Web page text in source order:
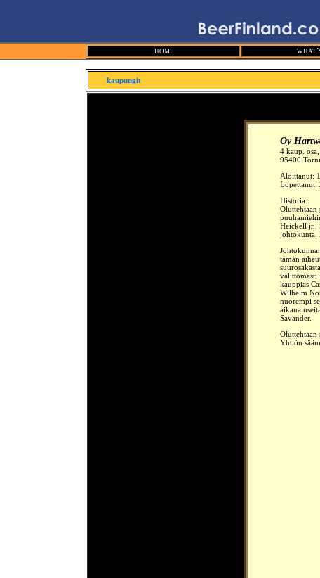
HOME
kaupungit
Oy
4 kaup.
95400
Aloittanut:
Lopettanut:
Historia:
Oluttehtaan
Heickell jr.,
johtokunta.
tämän
kauppias
Wilhelm
nuorempi
aikana
Savander.
Oluttehtaan
Yhtiön